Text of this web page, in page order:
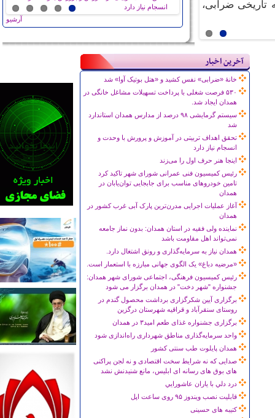
انسجام نیاز دارد
روستای سنقرآباد و قراقیه شهرستان درگزین
ایران به روایت تصویر
آرشیو
تاریخی ضرابی،
آخرین اخبار
خانۀ «ضرابی» نفس کشید و «هتل بوتیک آوا» شد
۵۳۰ فرصت شغلی با پرداخت تسهیلات مشاغل خانگی در
همدان ایجاد شد.
سیستم گرمایشی ۹۸ درصد از مدارس همدان استاندارد
شد
تحقق اهداف تربیتی در آموزش و پرورش با وحدت و
انسجام نیاز دارد
اینجا هنر حرف اول را می‌زند
رئیس کمیسیون فنی عمرانی شورای شهر تاکید کرد
تامین خودروهای مناسب برای جابجایی توان‌یابان در
همدان
آغاز عملیات اجرایی مدرن‌ترین پارک آبی غرب کشور در
همدان
نماینده ولی فقیه در استان همدان: بدون نماز جامعه
نمی‌تواند اهل مقاومت باشد
همدان نیاز به سرمایه‌گذاری و رونق اشتغال دارد.
«مرضیه دباغ» یک الگوی جهانی مبارزه با استعمار است.
رئیس کمیسیون فرهنگی، اجتماعی شورای شهر همدان:
جشنواره "شهر دخت" در همدان برگزار می شود
برگزاری آیین شکرگزاری برداشت محصول گندم در
روستای سنقرآباد و قراقیه شهرستان درگزین
برگزاری جشنواره غذای طعم امید۳ در همدان
واحد سرمایه‌گذاری مناطق شهرداری راه‌اندازی شود
همدان پایلوت طب سنتی کشور
صدایی که نه شرایط سخت اقتصادی و نه لجن پراکنی
های بوق های رسانه ای ابلیس، مانع شنیدنش نشد
درد دلي با ياران عاشورايي
قابلیت نصب ویندوز ۹۵ روی ساعت اپل
کتیبه های حسینی